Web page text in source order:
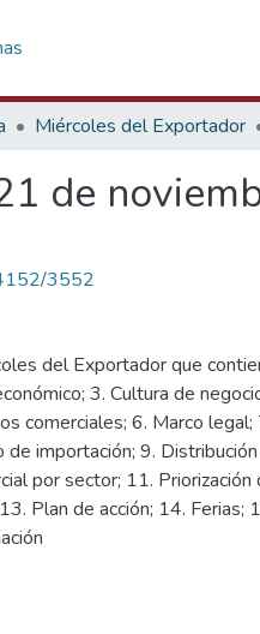
Miércoles del Exportador
de
3552
del Exportador que
3. Cultura de
comerciales; 6. Marco legal;
de importación; 9.
por sector; 11. Priorización
Plan de acción; 14. Ferias;